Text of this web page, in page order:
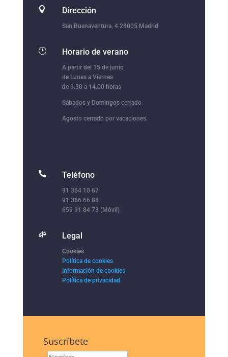
 Dirección
San Buenaventura, 4 28005 Madrid
} Horario de verano
A partir del 15 de junio
de Lunes a Viernes
de 9.30 a 14.00 horas
Sábados y Domingos cerrado
Agosto cerrado por vacaciones.
 Teléfono
91 364 10 67
91 366 66 88
659 91 84 73 (Móvil)
 Legal
Cookies
Política de cookies
Información de cookies
Política de privacidad
Suscríbete